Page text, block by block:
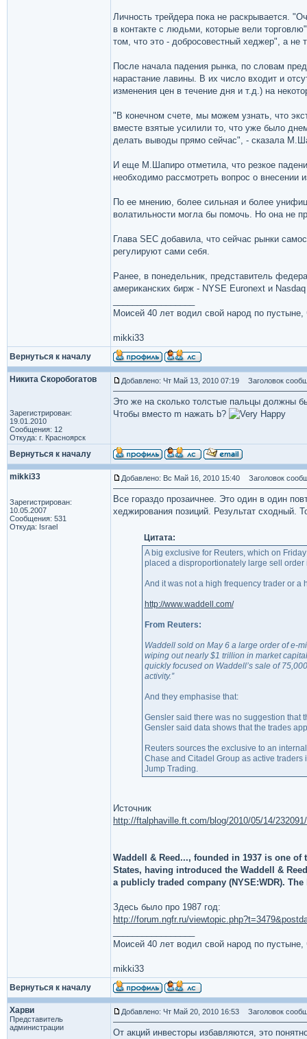
Личность трейдера пока не раскрывается.
в контакте с людьми, которые вели
том, что это - добросовестный хеджер", а не
После начала падения рынка, по словам
нарастание лавины. В их число входит и
изменения цен в течение дня и т.д.) на
"В конечном счете, мы можем узнать, что
вместе взятые усилили то, что уже было
делать выводы прямо сейчас", - сказала
И еще М.Шапиро отметила, что резкое
необходимо рассмотреть вопрос о
По ее мнению, более сильная и более
волатильности могла бы помочь. Но она не
Глава SEC добавила, что сейчас рынки
регулируют сами себя.
Ранее, в понедельник, представитель
американских бирж - NYSE Euronext и
Моисей 40 лет водил свой народ по
mikki33
Вернуться к началу
Никита Скоробогатов
Зарегистрирован:
19.01.2010
Сообщения: 12
Откуда: г. Красноярск
Добавлено: Чт Май 13, 2010 07:19 Заголовок
Это же на сколько толстые пальцы должны
Чтобы вместо m нажать b?
Вернуться к началу
mikki33
Зарегистрирован:
10.05.2007
Сообщения: 531
Откуда: Israel
Добавлено: Вс Май 16, 2010 15:40 Заголовок
Все гораздо прозаичнее. Это один в один
хеджирования позиций. Результат сходный.
Цитата:
A big exclusive for Reuters, which on
placed a disproportionately large sell order
And it was not a high frequency trader or
http://www.waddell.com/
From Reuters:
Waddell sold on May 6 a large order of e-
wiping out nearly $1 trillion in market
quickly focused on Waddell’s sale of
activity.”
And they emphasise that:
Gensler said there was no suggestion that
Gensler said data shows that the trades
Reuters sources the exclusive to an
Chase and Citadel Group as active
Jump Trading.
Источник
http://ftalphaville.ft.com/blog/2010/05/14/
Waddell & Reed..., founded in 1937 is one
States, having introduced the Waddell &
a publicly traded company (NYSE:WDR).
Здесь было про 1987 год:
http://forum.ngfr.ru/
Моисей 40 лет водил свой народ по
mikki33
Вернуться к началу
Харви
Представитель
администрации
Добавлено: Чт Май 20, 2010 16:53 Заголовок
От акций инвесторы избавляются, это